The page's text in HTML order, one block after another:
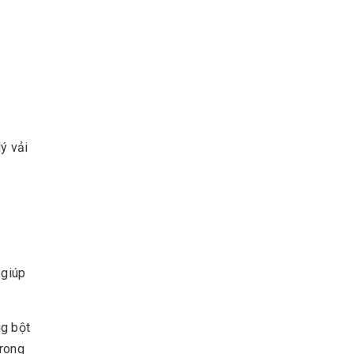
vải
bột